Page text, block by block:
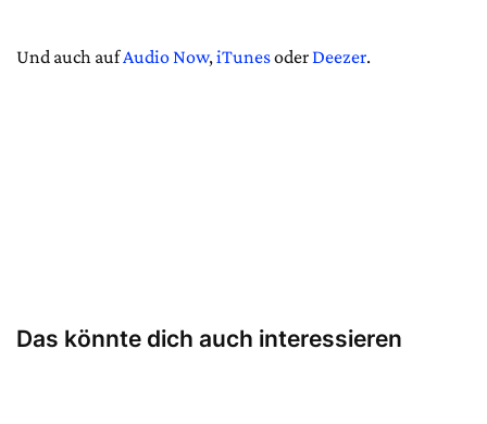
Und auch aufAudio Now,iTunesoderDeezer.
Das könnte dich auch interessieren